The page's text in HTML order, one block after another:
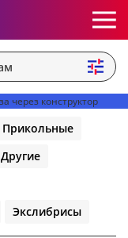
Прикольные
Другие
Экслибрисы